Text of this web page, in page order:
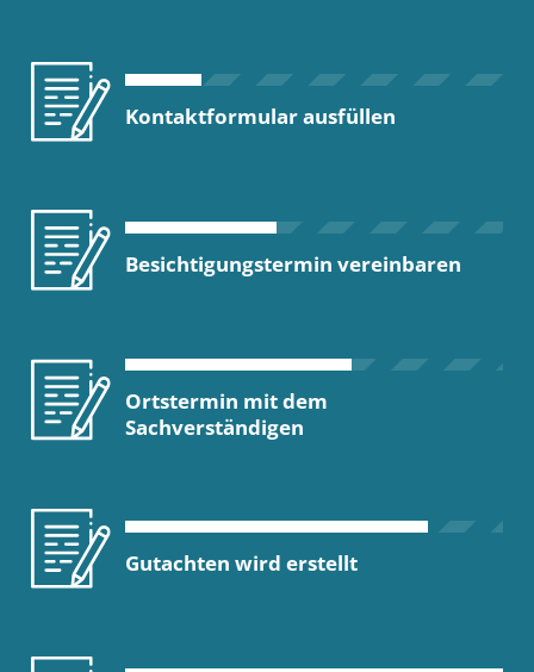
Kontaktformular ausfüllen
Besichtigungstermin vereinbaren
Ortstermin mit dem
Sachverständigen
Gutachten wird erstellt